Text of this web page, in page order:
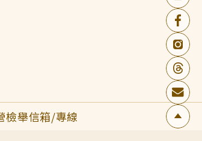
檢舉信箱/專線